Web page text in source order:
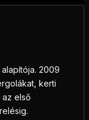
2009
kerti
első